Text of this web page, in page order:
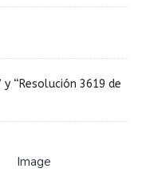
“Resolución 3619 de